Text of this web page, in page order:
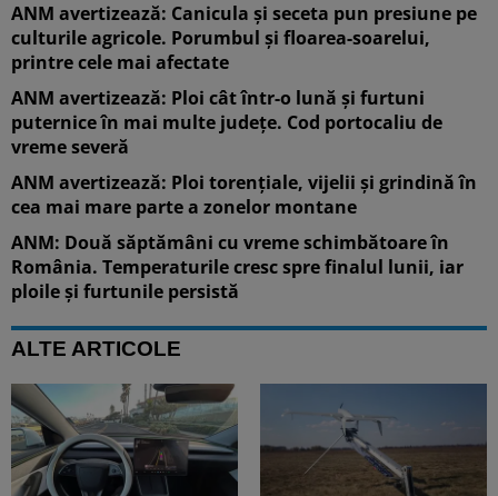
ANM avertizează: Canicula și seceta pun presiune pe
culturile agricole. Porumbul și floarea-soarelui,
printre cele mai afectate
ANM avertizează: Ploi cât într-o lună și furtuni
puternice în mai multe județe. Cod portocaliu de
vreme severă
ANM avertizează: Ploi torențiale, vijelii și grindină în
cea mai mare parte a zonelor montane
ANM: Două săptămâni cu vreme schimbătoare în
România. Temperaturile cresc spre finalul lunii, iar
ploile și furtunile persistă
ALTE ARTICOLE